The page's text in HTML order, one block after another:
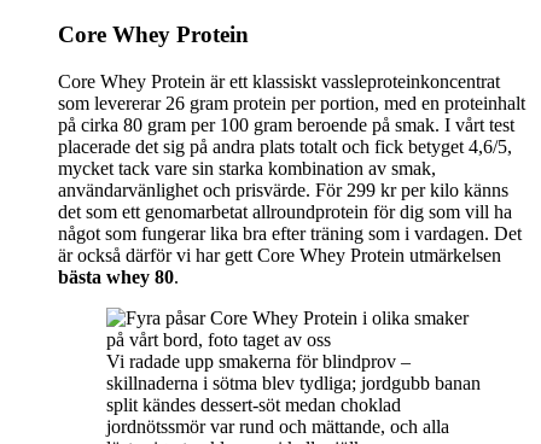
Core Whey Protein
Core Whey Protein är ett klassiskt vassleproteinkoncentrat
som levererar 26 gram protein per portion, med en proteinhalt
på cirka 80 gram per 100 gram beroende på smak. I vårt test
placerade det sig på andra plats totalt och fick betyget 4,6/5,
mycket tack vare sin starka kombination av smak,
användarvänlighet och prisvärde. För 299 kr per kilo känns
det som ett genomarbetat allroundprotein för dig som vill ha
något som fungerar lika bra efter träning som i vardagen. Det
är också därför vi har gett Core Whey Protein utmärkelsen
bästa whey 80.
Vi radade upp smakerna för blindprov –
skillnaderna i sötma blev tydliga; jordgubb banan
split kändes dessert-söt medan choklad
jordnötssmör var rund och mättande, och alla